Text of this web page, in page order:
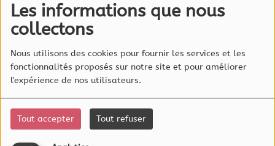
Les informations que nous
collectons
Nous utilisons des cookies pour fournir les services et les
fonctionnalités proposés sur notre site et pour améliorer
l'expérience de nos utilisateurs.
Tout accepter Tout refuser